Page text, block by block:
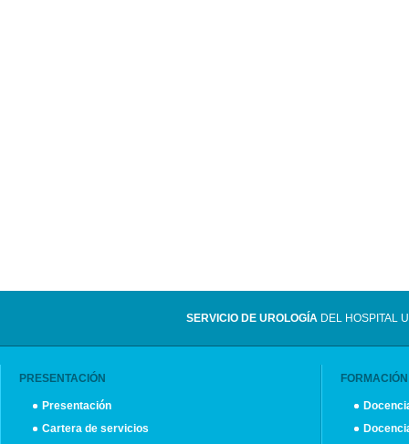
SERVICIO DE UROLOGÍA DEL HOSPITAL
PRESENTACIÓN
Presentación
Cartera de servicios
FORMACIÓN